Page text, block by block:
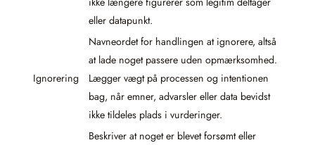
eller datapunkt.
Ignorering
Navneordet for handlingen at ignorere, altså
at lade noget passere uden opmærksomhed.
Lægger vægt på processen og intentionen
bag, når emner, advarsler eller data bevidst
ikke tildeles plads i vurderinger.
Beskriver at noget er blevet forsømt eller